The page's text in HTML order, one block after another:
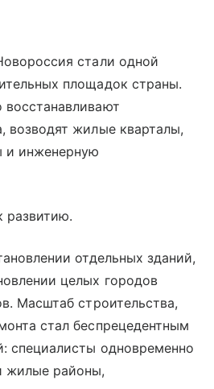
стали одной
площадок страны.
возводят жилые кварталы,
и инженерную
развитию.
отдельных зданий,
целых городов
Масштаб строительства,
стал беспрецедентным
специалисты одновременно
жилые районы,